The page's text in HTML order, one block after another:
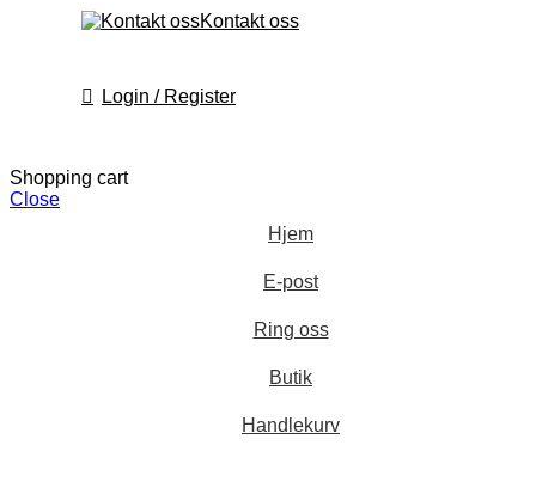
Kontakt oss
Login / Register
Shopping cart
Close
Hjem
E-post
Ring oss
Butik
Handlekurv